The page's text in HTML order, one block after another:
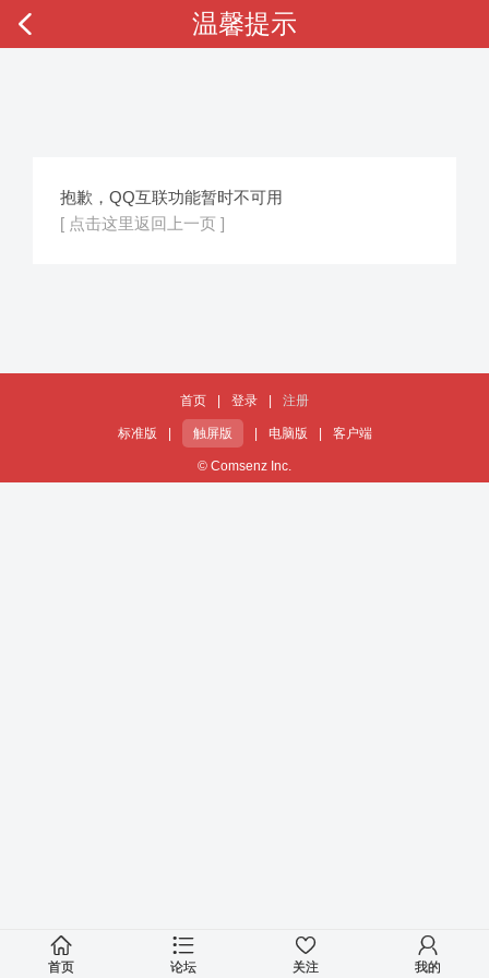
温馨提示
抱歉，QQ互联功能暂时不可用
[ 点击这里返回上一页 ]
首页 登录 注册
标准版 触屏版 电脑版 客户端
© Comsenz Inc.
首页 论坛 关注 我的